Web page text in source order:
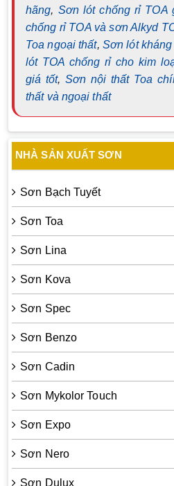
hãng, Sơn lót chống rỉ TOA
chống rỉ TOA và sơn Alkyd
Toa ngoại thất, Sơn lót
lót TOA chống rỉ cho kim
giá tốt,Sơn nội thất Toa
thất và ngoại thất
NHÀ SẢN XUẤT SƠN
Sơn Bạch Tuyết
Sơn Toa
Sơn Lina
Sơn Kova
Sơn Spec
Sơn Benzo
Sơn Cadin
Sơn Mykolor Touch
Sơn Expo
Sơn Nero
Sơn Dulux